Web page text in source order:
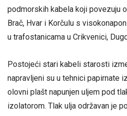
podmorskih kabela koji povezuju
Brač, Hvar i Korčulu s
u trafostanicama u Crikvenici,
Postojeći stari kabeli starosti
napravljeni su u tehnici papirnate
olovni plašt napunjen uljem pod
izolatorom. Tlak ulja održavan je